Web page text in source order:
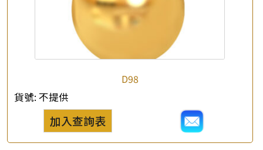
D98
貨號: 不提供
加入查詢表